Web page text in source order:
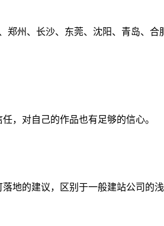
州、长沙、东莞、沈阳、青岛、合
，对自己的作品也有足够的信心。
地的建议，区别于一般建站公司的